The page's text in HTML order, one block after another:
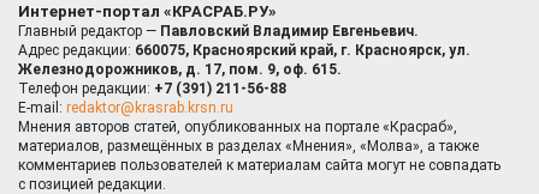
Интернет-портал «КРАСРАБ.РУ»
Главный редактор — Павловский Владимир Евгеньевич.
Адрес редакции: 660075, Красноярский край, г. Красноярск, ул.
Железнодорожников, д. 17, пом. 9, оф. 615.
Телефон редакции: +7 (391) 211-56-88
E-mail: redaktor@krasrab.krsn.ru
Мнения авторов статей, опубликованных на портале «Красраб»,
материалов, размещённых в разделах «Мнения», «Молва», а также
комментариев пользователей к материалам сайта могут не совпадать
с позицией редакции.